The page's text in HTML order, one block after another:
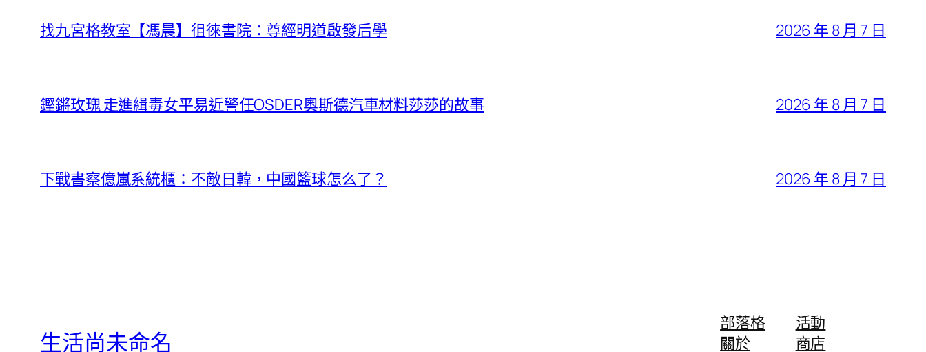
找九宮格教室【馮晨】徂徠書院：尊經明道啟發后學 2026 年 8 月 7 日
鏗鏘玫瑰 走進緝毒女平易近警任OSDER奧斯德汽車材料莎莎的故事 2026 年 8 月 7 日
下戰書察億嵐系統櫃：不敵日韓，中國籃球怎么了？ 2026 年 8 月 7 日
生活尚未命名
部落格
關於
活動
商店